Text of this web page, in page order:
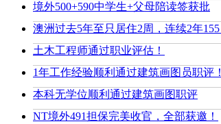
境外500+590中学生+父母陪读签获批
澳洲过去5年至只居住2周，连续2年155
土木工程师通过职业评估！
1年工作经验顺利通过建筑画图员职评！
本科无学位顺利通过建筑画图职评
NT境外491担保完美收官，全部获邀！